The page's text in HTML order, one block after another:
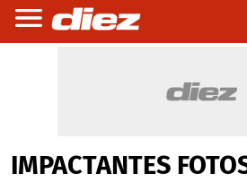
IMPACTANTES